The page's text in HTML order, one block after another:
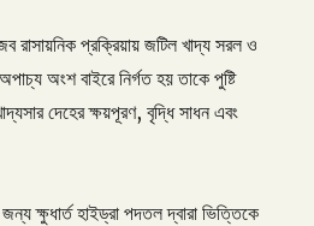
প্রক্রিয়ায় জটিল খাদ্য সরল ও
অংশ বাইরে নির্গত হয় তাকে পুষ্টি
দেহের ক্ষয়পূরণ, বৃদ্ধি সাধন এবং
ক্ষুধার্ত হাইড্রা পদতল দ্বারা ভিত্তিকে